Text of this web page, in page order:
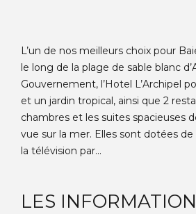
L’un de nos meilleurs choix pour
le long de la plage de sable blanc
Gouvernement, l’Hotel L’Archipel
et un jardin tropical, ainsi que 2
chambres et les suites spacieuses
vue sur la mer. Elles sont dotées
la télévision par...
LES